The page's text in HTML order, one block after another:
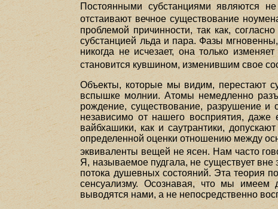
Постоянными субстанциями являются
отстаивают вечное существование
проблемой причинности, так как,
субстанцией льда и пара. Фазы
никогда не исчезает, она только
становится кувшином, изменившим свое
Объекты, которые мы видим, перестают
вспышке молнии. Атомы немедленно
рождение, существование, разрушение и
независимо от нашего восприятия, даже
вайбхашики, как и саутрантики,
определенной оценки отношению между
эквиваленты вещей не ясен. Нам часто
Я, называемое пудгала, не существует вне
потока душевных состояний. Эта теория
сенсуализму. Осознавая, что мы имеем
выводятся нами, а не непосредственно